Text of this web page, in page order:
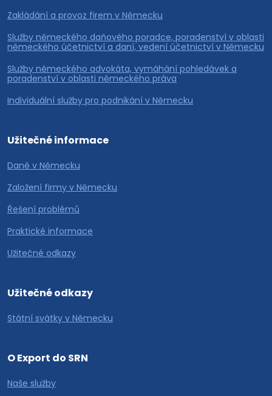
Zakládání a provoz firem v Německu
Služby německého daňového poradce, poradenství v oblasti
německého účetnictví a daní, vedení účetnictví v Německu
Služby německého advokáta, vymáhání pohledávek a
poradenství v oblasti německého práva
Individuální služby pro podnikání v Německu
Užitečné informace
Daně v Německu
Založení firmy v Německu
Řešení problémů
Praktické informace
Užitečné odkazy
Užitečné odkazy
Státní svátky v Německu
O Export do SRN
Naše služby